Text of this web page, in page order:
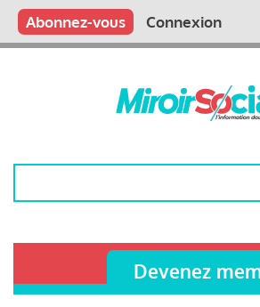
Aller
contenu
Main
Qui sommes nous ?
Vous publiez
Nous publions
Contactez-nous
Abonnez-vous Connexion
Devenez